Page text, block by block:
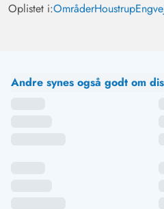
Oplistet i:OmråderHoustrup
Andre synes også godt om